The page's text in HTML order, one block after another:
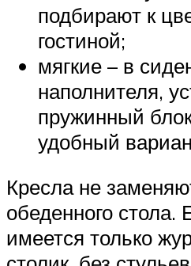
подбирают к
гостиной;
мягкие – в
наполнителя,
пружинный
удобный
Кресла не
обеденного стола.
имеется только